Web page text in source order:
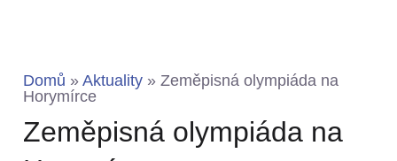
Domů » Aktuality » Zeměpisná olympiáda na
Horymírce
Zeměpisná olympiáda na